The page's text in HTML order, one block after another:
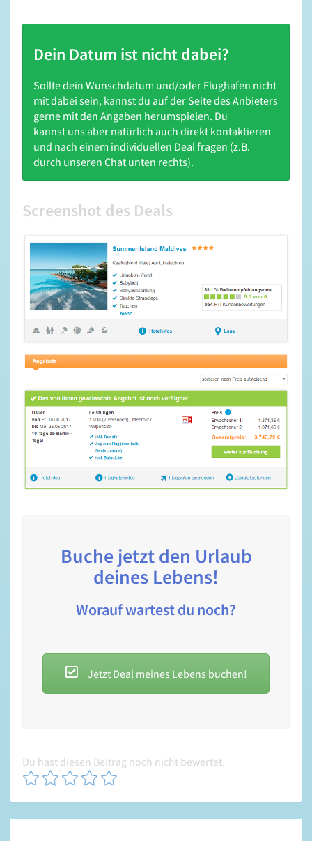
Dein Datum ist nicht dabei?
Sollte dein Wunschdatum und/oder Flughafen nicht
mit dabei sein, kannst du auf der Seite des Anbieters
gerne mit den Angaben herumspielen. Du
kannst uns aber natürlich auch direkt kontaktieren
und nach einem individuellen Deal fragen (z.B.
durch unseren Chat unten rechts).
Screenshot des Deals
Buche jetzt den Urlaub
deines Lebens!
Worauf wartest du noch?
Jetzt Deal meines Lebens buchen!
Du hast diesen Beitrag noch nicht bewertet.